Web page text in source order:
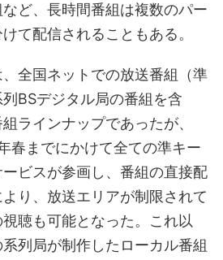
ど、長時間番組は複数のパー
て配信されることもある。
全国ネットでの放送番組（準
BSデジタル局の番組を含
ラインナップであったが、
春までにかけて全ての準キー
ビスが参画し、番組の直接配
り、放送エリアが制限されて
聴も可能となった。これ以
列局が制作したローカル番組